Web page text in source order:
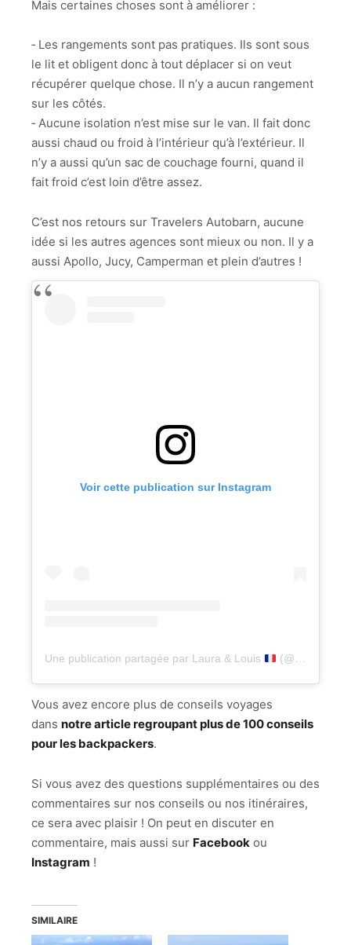
Mais certaines choses sont à améliorer :
‑ Les rangements sont pas pratiques. Ils sont sous
le lit et obligent donc à tout déplacer si on veut
récupérer quelque chose. Il n’y a aucun rangement
sur les côtés.
‑ Aucune isolation n’est mise sur le van. Il fait donc
aussi chaud ou froid à l’intérieur qu’à l’extérieur. Il
n’y a aussi qu’un sac de couchage fourni, quand il
fait froid c’est loin d’être assez.
C’est nos retours sur Travelers Autobarn, aucune
idée si les autres agences sont mieux ou non. Il y a
aussi Apollo, Jucy, Camperman et plein d’autres !
Voir cette publication sur Instagram
Une publication partagée par Laura & Louis (@lesgourmetsnomades)
Vous avez encore plus de conseils voyages
dans notre article regroupant plus de 100 conseils
pour les backpackers.
Si vous avez des questions supplémentaires ou des
commentaires sur nos conseils ou nos itinéraires,
ce sera avec plaisir ! On peut en discuter en
commentaire, mais aussi sur Facebook ou
Instagram !
SIMILAIRE